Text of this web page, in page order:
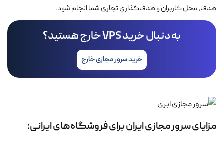
هدف، محل کاربران و هدف‌گذاری تجاری شما انجام شود.
به دنبال خرید VPS خارج هستید؟
خرید سرور مجازی خارج
مزایای سرور مجازی ایران برای فروشگاه‌های ایرانی: